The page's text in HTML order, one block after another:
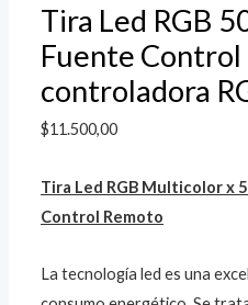
Tira Led RGB
Fuente Control
controladora
$11.500,00
Tira Led RGB Multicolor x
Control Remoto
La tecnología led es una